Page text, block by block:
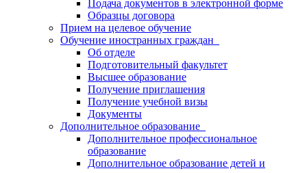
Подача документов в электронной форме
Образцы договора
Прием на целевое обучение
Обучение иностранных граждан
Об отделе
Подготовительный факультет
Высшее образование
Получение приглашения
Получение учебной визы
Документы
Дополнительное образование
Дополнительное профессиональное
образование
Дополнительное образование детей и